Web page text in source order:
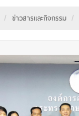
ข่าวสารและกิจกรรม